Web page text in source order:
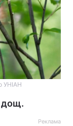
УНІАН
дощ.
Реклама